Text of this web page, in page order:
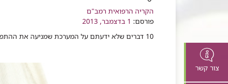
צור קשר
רכיב
שיתוף
הקריה הרפואית רמב"ם
פורסם: 1 בדצמבר, 2013
​10 דברים שלא ידעתם על המערכת שמניעה את ההתפתחות והצמיחה